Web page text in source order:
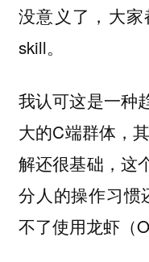
没意义了，大家
skill。
我认可这是一种
大的C端群体，
解还很基础，这
分人的操作习惯
不了使用龙虾（